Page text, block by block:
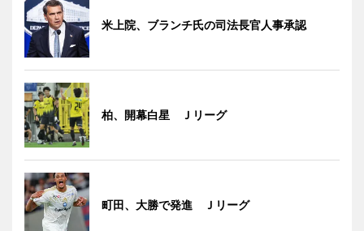
米上院、ブランチ氏の司法長官人事承認
柏、開幕白星 Ｊリーグ
町田、大勝で発進 Ｊリーグ